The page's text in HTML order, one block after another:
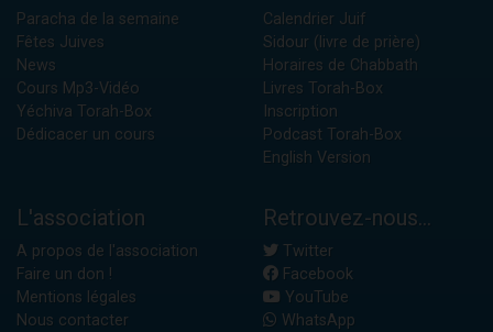
Paracha de la semaine
Fêtes Juives
News
Cours Mp3-Vidéo
Yéchiva Torah-Box
Dédicacer un cours
Calendrier Juif
Sidour (livre de prière)
Horaires de Chabbath
Livres Torah-Box
Inscription
Podcast Torah-Box
English Version
L'association
A propos de l'association
Faire un don !
Mentions légales
Nous contacter
Retrouvez-nous...
Twitter
Facebook
YouTube
WhatsApp